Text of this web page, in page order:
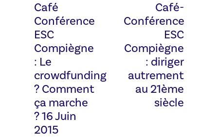
Café
Conférence
ESC
Compiègne
: Le
crowdfunding
? Comment
ça marche
? 16 Juin
2015
Café-
Conférence
ESC
Compiègne
: diriger
autrement
au 21ème
siècle